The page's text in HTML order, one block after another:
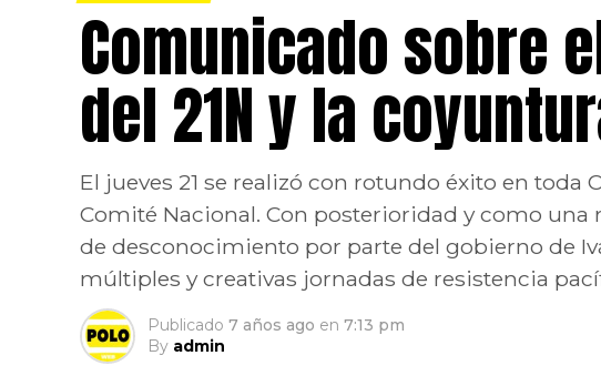
Comunicado sobre
del 21N y la
El jueves 21 se realizó con rotundo éxito en toda
Comité Nacional. Con posterioridad y como
de desconocimiento por parte del gobierno de
múltiples y creativas jornadas de resistencia
Publicado 7 años ago en 7:13 pm
By admin